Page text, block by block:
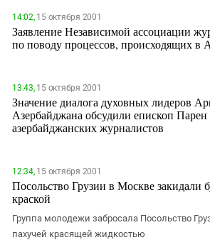
14:02,15 октября 2001
Заявление Независимой ассоциации
по поводу процессов, происходящих в
13:43,15 октября 2001
Значение диалога духовных лидеров
Азербайджана обсудили епископ
азербайджанских журналистов
12:34,15 октября 2001
Посольство Грузии в Москве закидали
краской
Группа молодежи забросала Посольство
пахучей красящей жидкостью